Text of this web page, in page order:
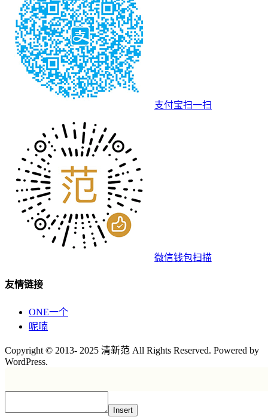
支付宝扫一扫
微信钱包扫描
友情链接
ONE一个
呢喃
Copyright © 2013- 2025 清新范 All Rights Reserved. Powered by
WordPress.
Insert